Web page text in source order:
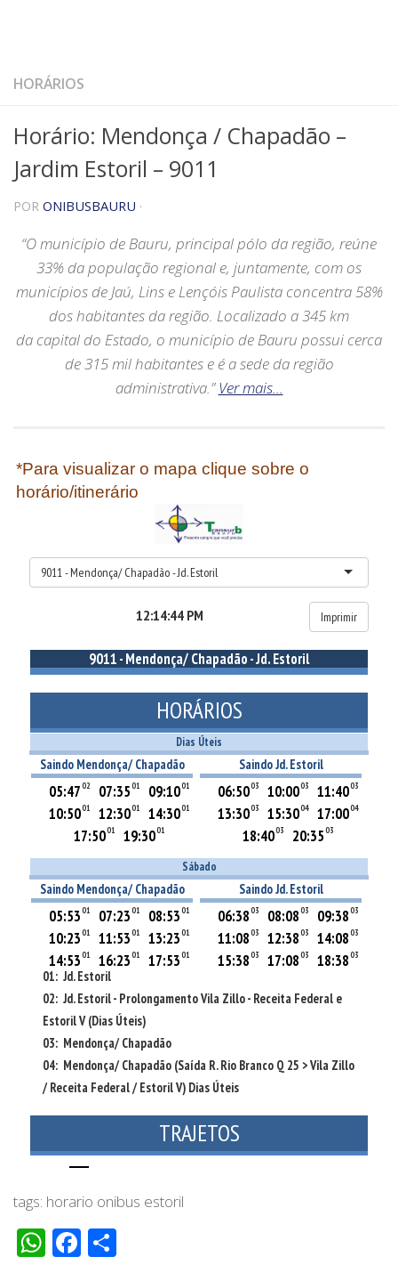
HORÁRIOS
Horário: Mendonça / Chapadão –
Jardim Estoril – 9011
POR ONIBUSBAURU ·
“O município de Bauru, principal pólo da região, reúne
33% dapopulação regional e, juntamente, com os
municípios de Jaú, Linse Lençóis Paulistaconcentra 58%
dos habitantes da região. Localizado a 345 km
da capital do Estado, o município de Bauru possui cerca
de 315 mil habitantes e é a sede da região
administrativa.”Ver mais…
tags: horario onibus estoril
WhatsApp
Facebook